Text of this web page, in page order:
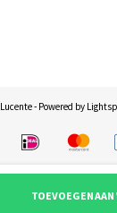
TOEVOEGEN
- Powered by